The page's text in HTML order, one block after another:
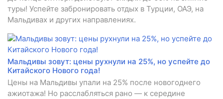
туры! Успейте забронировать отдых в Турции, ОАЭ, на
Мальдивах и других направлениях.
Мальдивы зовут: цены рухнули на 25%, но успейте до
Китайского Нового года!
Цены на Мальдивы упали на 25% после новогоднего
ажиотажа! Но расслабляться рано — к середине